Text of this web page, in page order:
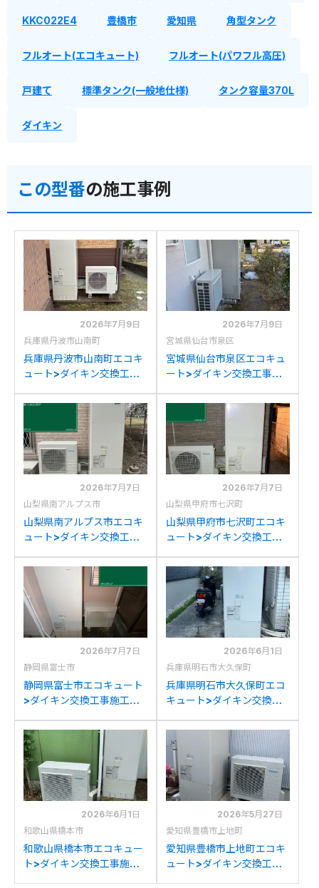
KKC022E4 豊橋市 愛知県 角型タンク
フルオート(エコキュート) フルオート(パワフル高圧)
戸建て 標準タンク(一般地仕様) タンク容量370L
ダイキン
この型番の施工事例
2026年7月9日
兵庫県丹波市山南町
兵庫県丹波市山南町エコキ
ュート>ダイキン交換工事
EQK37MFCVからダイキン
EQX37ZFVへの交換
2026年7月9日
宮城県仙台市泉区
宮城県仙台市泉区エコキュ
ート>ダイキン交換工事施
HPT46WX4からダイキン
EQX37ZFVへの交換
2026年7月7日
山梨県南アルプス市
山梨県南アルプス市エコキ
ュート>ダイキン交換工事
37AW1からダイキン
EQX37ZFVへの交換
2026年7月7日
山梨県甲府市七沢町
山梨県甲府市七沢町エコキ
ュート>ダイキン交換工事
TU37KFCVからダイキン
EQX37ZFVへの交換
2026年7月7日
静岡県富士市
静岡県富士市エコキュート
>ダイキン交換工事施工事
らダイキンEQX37ZFVへの
交換
2026年6月1日
兵庫県明石市大久保町
兵庫県明石市大久保町エコ
キュート>ダイキン交換工
HPT37WX4からダイキン
EQX37ZFVへの交換
2026年6月1日
和歌山県橋本市
和歌山県橋本市エコキュー
ト>ダイキン交換工事施工
2026年5月27日
愛知県豊橋市上地町
愛知県豊橋市上地町エコキ
ュート>ダイキン交換工事